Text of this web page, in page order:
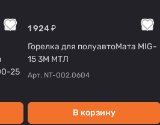
25
1 924 ₽
Горелка для полуавтоМата MIG-
15 3М МТЛ
Арт. NT-002.0604
В корзину